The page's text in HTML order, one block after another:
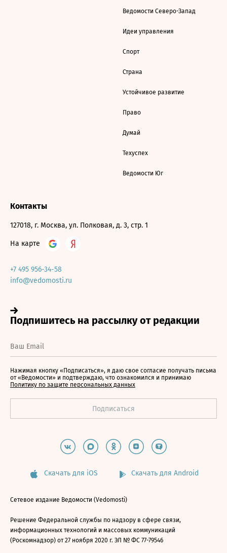
Ведомости Северо-Запад
Идеи управления
Спорт
Страна
Устойчивое развитие
Право
Думай
Техуспех
Ведомости Юг
Контакты
127018, г. Москва, ул. Полковая, д. 3, стр. 1
На карте
+7 495 956-34-58
info@vedomosti.ru
Нажимая кнопку «Подписаться», я даю свое согласие получать письма
от «Ведомости» и подтверждаю, что ознакомился и принимаю
Политику по защите персональных данных
Скачать для iOS Скачать для Android
Сетевое издание Ведомости (Vedomosti)
Решение Федеральной службы по надзору в сфере связи,
информационных технологий и массовых коммуникаций
(Роскомнадзор) от 27 ноября 2020 г. ЭЛ № ФС 77-79546